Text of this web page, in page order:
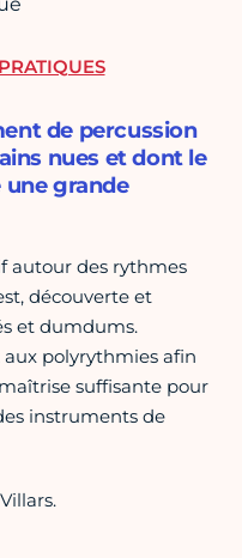
de percussion
nues et dont le
grande
autour des rythmes
découverte et
et dumdums.
polyrythmies afin
suffisante pour
instruments de